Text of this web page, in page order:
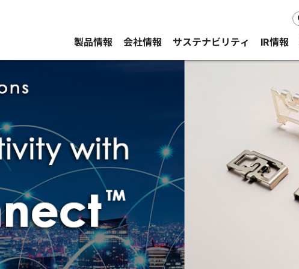
製品情報 会社情報 サステナビリティ IR情報